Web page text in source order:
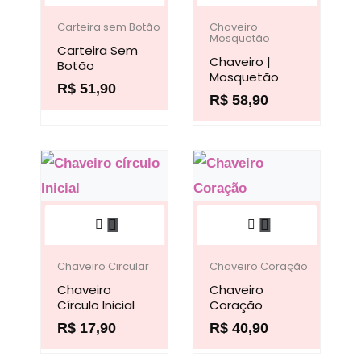
página
do
do
produto
tem
várias
escolhidas
na
página
do
produto
Carteira sem Botão
Carteira Sem
Botão
R$ 51,90
tem
variantes.
As
opções
escolhidas
na
página
do
produto
Chaveiro
Mosquetão
Chaveiro |
Mosquetão
R$ 58,90
Este
produto
tem
várias
variantes.
Chaveiro Circular
Chaveiro
Círculo Inicial
R$ 17,90
Este
produto
tem
várias
variantes.
Chaveiro Coração
Chaveiro
Coração
R$ 40,90